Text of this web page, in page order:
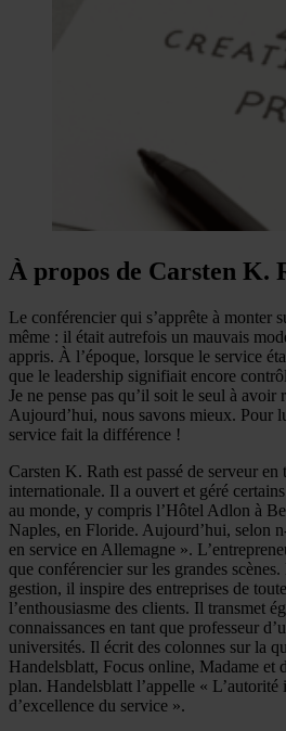
À propos de Carsten K.
Le conférencier qui s’apprête à monter
même : il était autrefois un mauvais
appris. À l’époque, lorsque le service
que le leadership signifiait encore
Je ne pense pas qu’il soit le seul à avoir
Aujourd’hui, nous savons mieux. Pour
service fait la différence !
Carsten K. Rath est passé de serveur en
internationale. Il a ouvert et géré
au monde, y compris l’Hôtel Adlon à
Naples, en Floride. Aujourd’hui, selon
en service en Allemagne ».
que conférencier sur les grandes
gestion, il inspire des entreprises de
l’enthousiasme des clients. Il transmet
connaissances en tant que professeur
universités. Il écrit des colonnes sur la
Handelsblatt, Focus online, Madame et
plan. Handelsblatt l’appelle «
d’excellence du service ».